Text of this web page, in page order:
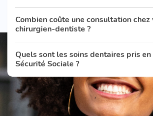
Combien coûte une consultation chez
chirurgien-dentiste ?
Quels sont les soins dentaires pris
Sécurité Sociale ?